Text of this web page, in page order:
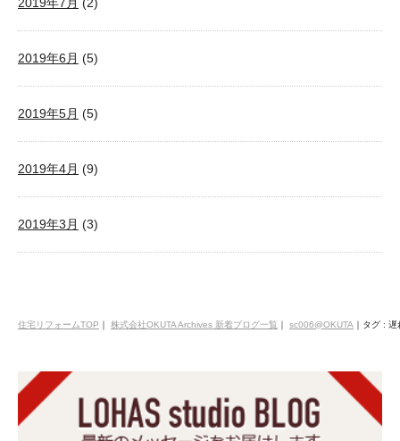
2019年6月 (5)
2019年5月 (5)
2019年4月 (9)
2019年3月 (3)
住宅リフォームTOP ｜ 株式会社OKUTA Archives 新着ブログ一覧 ｜ sc006@OKUTA ｜ タグ :